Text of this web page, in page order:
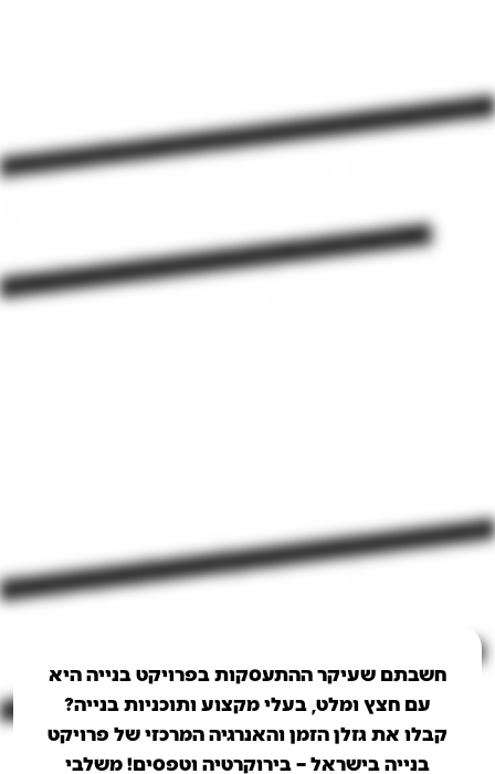
חשבתם שעיקר ההתעסקות בפרויקט בנייה היא
עם חצץ ומלט, בעלי מקצוע ותוכניות בנייה?
קבלו את גזלן הזמן והאנרגיה המרכזי של פרויקט
בנייה בישראל – בירוקרטיה וטפסים! משלבי